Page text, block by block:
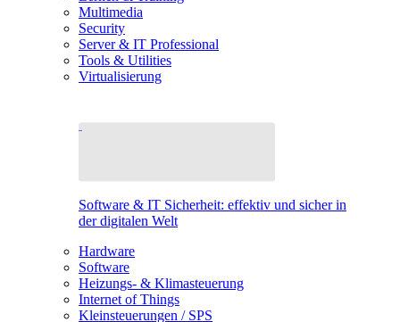
Multimedia
Security
Server & IT Professional
Tools & Utilities
Virtualisierung
Software & IT Sicherheit: effektiv und sicher in
der digitalen Welt
Hardware
Software
Heizungs- & Klimasteuerung
Internet of Things
Kleinsteuerungen / SPS